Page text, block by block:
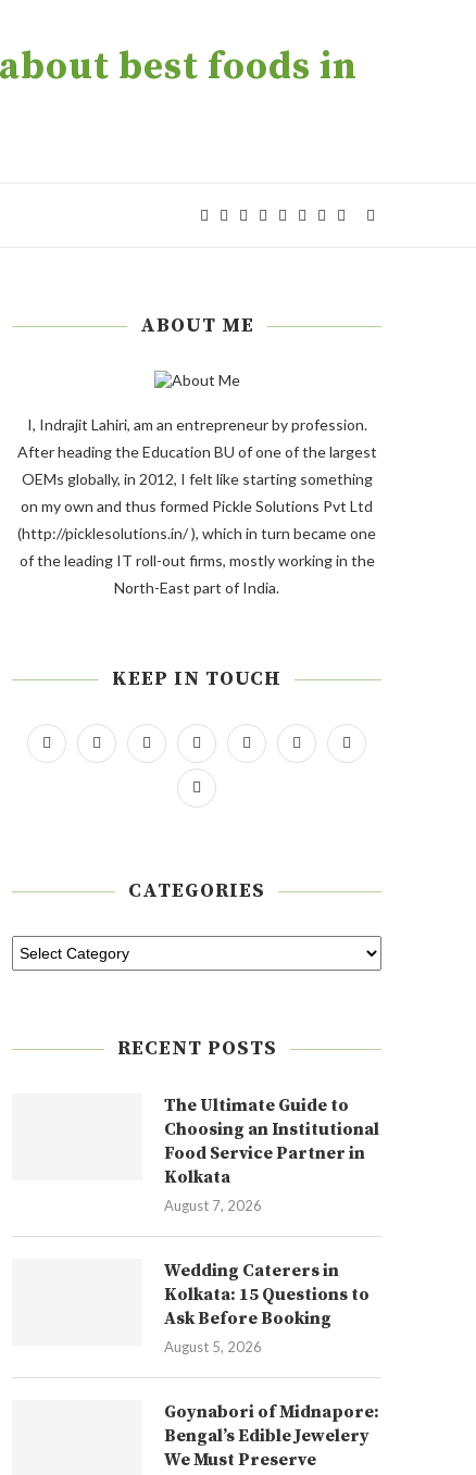
best foods in
ABOUT ME
I, Indrajit Lahiri, am an entrepreneur by profession.
After heading the Education BU of one of the largest
OEMs globally, in 2012, I felt like starting something
on my own and thus formed Pickle Solutions Pvt Ltd
(http://picklesolutions.in/ ), which in turn became one
of the leading IT roll-out firms, mostly working in the
North-East part of India.
KEEP IN TOUCH
CATEGORIES
RECENT POSTS
The Ultimate Guide to
Choosing an Institutional
Food Service Partner in
Kolkata
August 7, 2026
Wedding Caterers in
Kolkata: 15 Questions to
Ask Before Booking
August 5, 2026
Goynabori of Midnapore:
Bengal’s Edible Jewelery
We Must Preserve